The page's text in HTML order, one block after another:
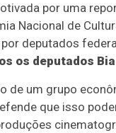
por uma
Nacional de
deputados
os deputados
de um grupo
que isso